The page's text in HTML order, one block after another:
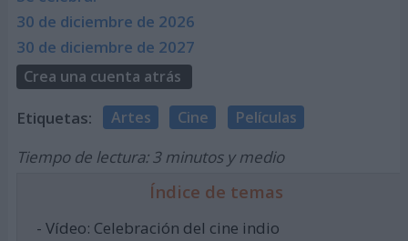
30 de diciembre de 2026
30 de diciembre de 2027
Crea una cuenta atrás
Etiquetas: Artes Cine Películas
Tiempo de lectura: 3 minutos y medio
Índice de temas
- Vídeo: Celebración del cine indio